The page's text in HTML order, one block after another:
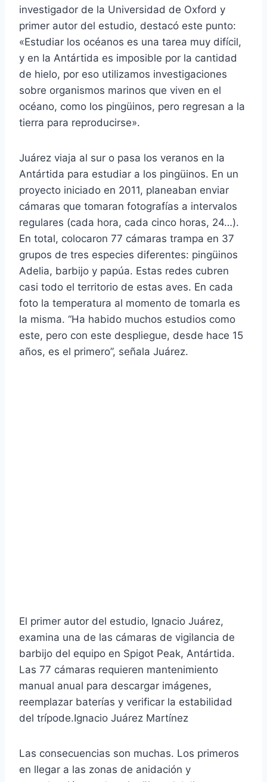
investigador de la Universidad de Oxford y
primer autor del estudio, destacó este punto:
«Estudiar los océanos es una tarea muy difícil,
y en la Antártida es imposible por la cantidad
de hielo, por eso utilizamos investigaciones
sobre organismos marinos que viven en el
océano, como los pingüinos, pero regresan a la
tierra para reproducirse».
Juárez viaja al sur o pasa los veranos en la
Antártida para estudiar a los pingüinos. En un
proyecto iniciado en 2011, planeaban enviar
cámaras que tomaran fotografías a intervalos
regulares (cada hora, cada cinco horas, 24…).
En total, colocaron 77 cámaras trampa en 37
grupos de tres especies diferentes: pingüinos
Adelia, barbijo y papúa. Estas redes cubren
casi todo el territorio de estas aves. En cada
foto la temperatura al momento de tomarla es
la misma. “Ha habido muchos estudios como
este, pero con este despliegue, desde hace 15
años, es el primero”, señala Juárez.
El primer autor del estudio, Ignacio Juárez,
examina una de las cámaras de vigilancia de
barbijo del equipo en Spigot Peak, Antártida.
Las 77 cámaras requieren mantenimiento
manual anual para descargar imágenes,
reemplazar baterías y verificar la estabilidad
del trípode.Ignacio Juárez Martínez
Las consecuencias son muchas. Los primeros
en llegar a las zonas de anidación y